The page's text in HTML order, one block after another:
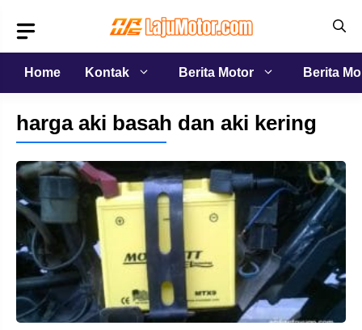
isi
Home
Kontak Berita Motor Berita
harga aki basah dan aki kering